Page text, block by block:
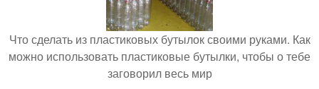
Что сделать из пластиковых бутылок своими руками. Как
можно использовать пластиковые бутылки, чтобы о тебе
заговорил весь мир